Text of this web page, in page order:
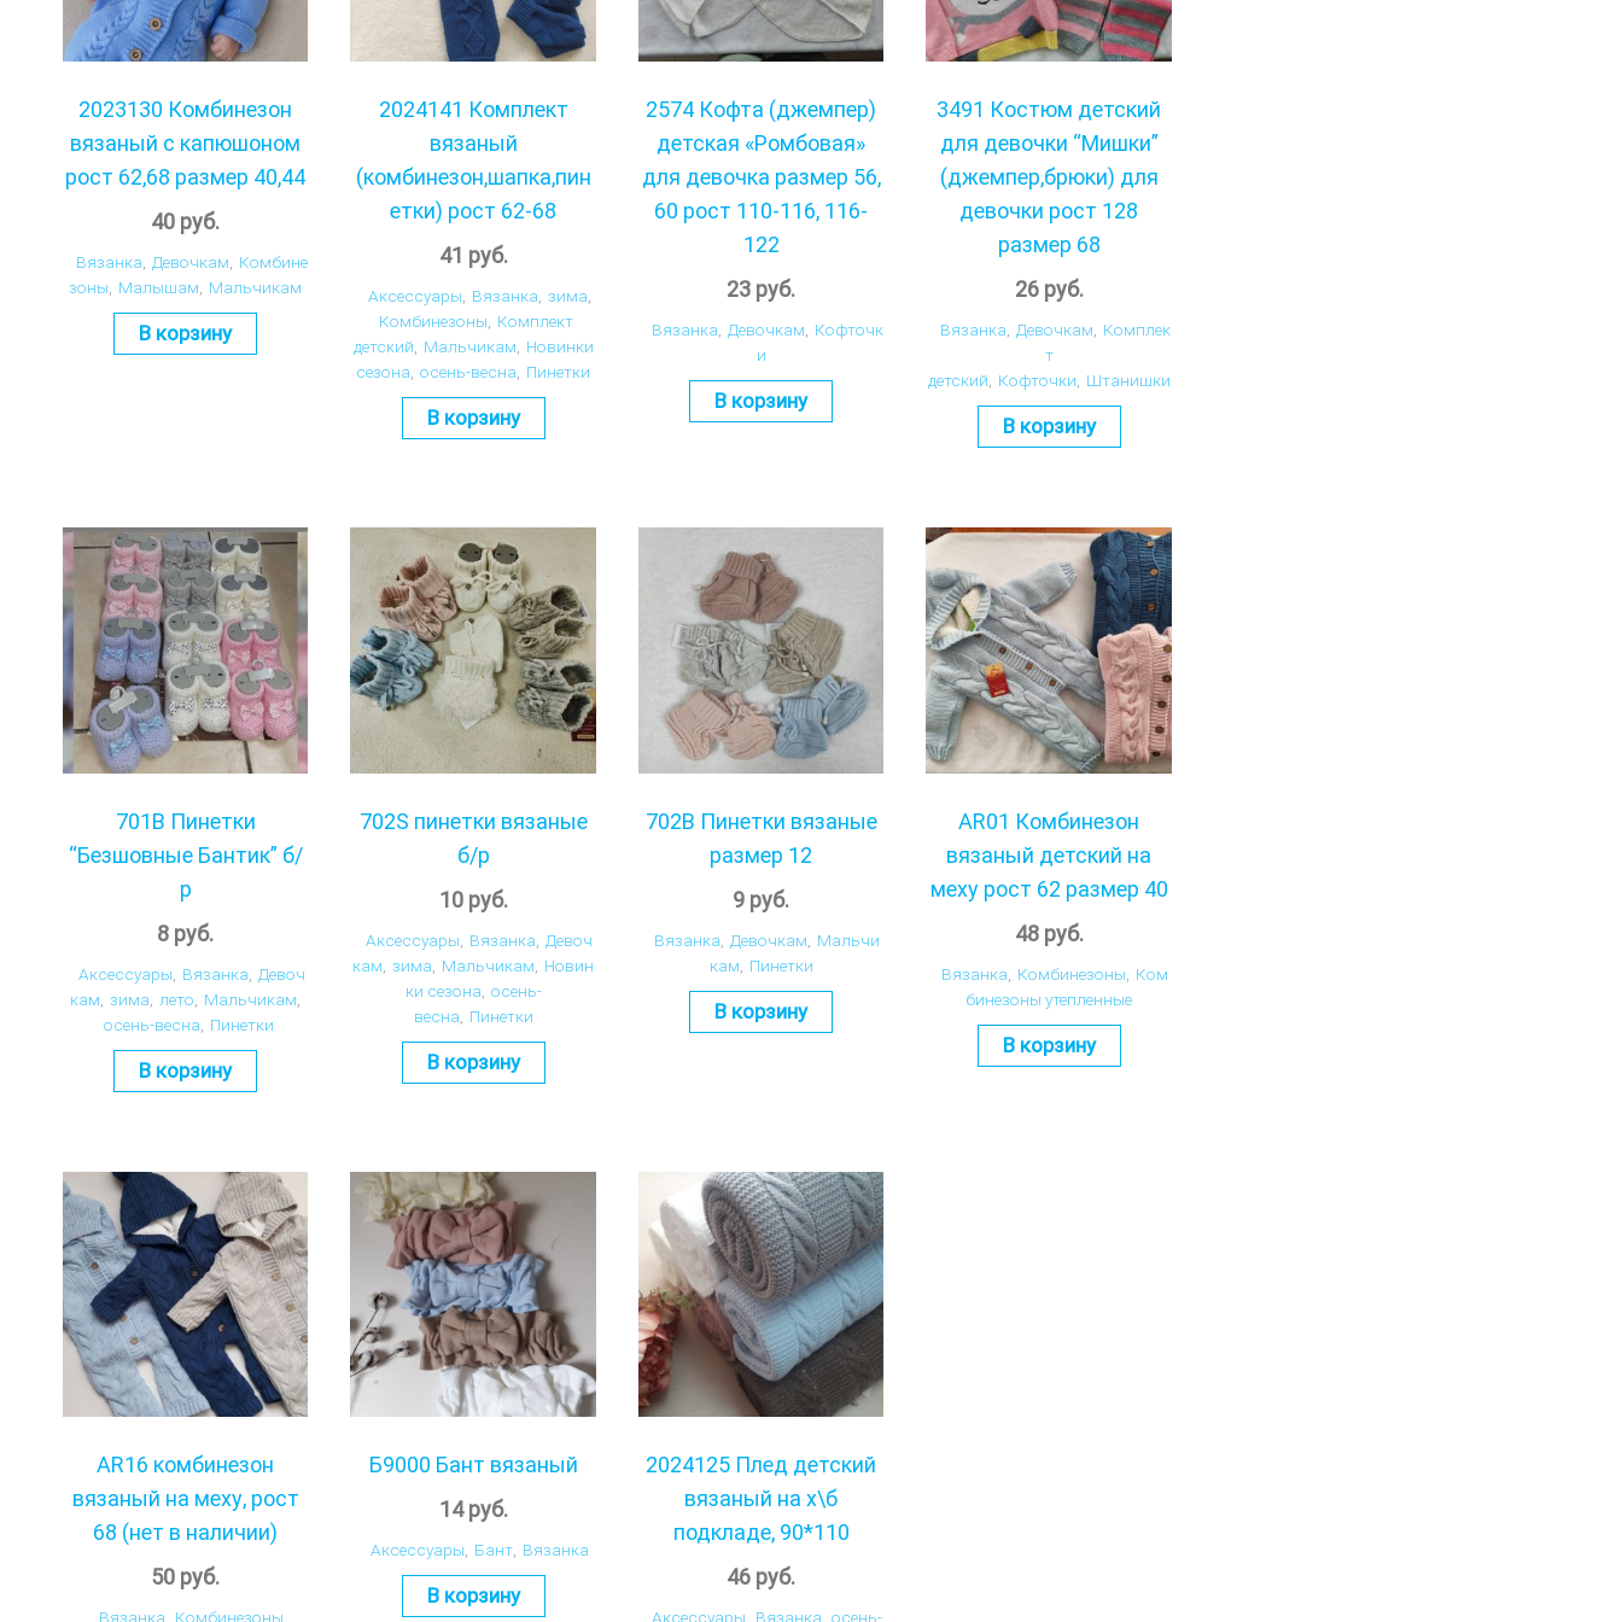
2023130 Комбинезон
вязаный с капюшоном
рост 62,68 размер 40,44
40 руб.
Вязанка, Девочкам, Комбине
зоны, Малышам, Мальчикам
В корзину
2024141 Комплект
вязаный
(комбинезон,шапка,пин
етки) рост 62-68
41 руб.
Аксессуары, Вязанка, зима,
Комбинезоны, Комплект
детский, Мальчикам, Новинки
сезона, осень-весна, Пинетки
В корзину
2574 Кофта (джемпер)
детская «Ромбовая»
для девочка размер 56,
60 рост 110-116, 116-
122
23 руб.
Вязанка, Девочкам, Кофточк
и
В корзину
3491 Костюм детский
для девочки “Мишки”
(джемпер,брюки) для
девочки рост 128
размер 68
26 руб.
Вязанка, Девочкам, Комплек
т
детский, Кофточки, Штанишки
В корзину
701В Пинетки
“Безшовные Бантик” б/
р
8 руб.
Аксессуары Вязанка
Девоч
кам зима лето Мальчикам
осень-весна
Пинетки
В корзину
702S пинетки вязаные
б/р
10 руб.
Аксессуары Вязанка
Девоч
кам зима Мальчикам
Новин
ки сезона осень-
весна
Пинетки
В корзину
702В Пинетки вязаные
размер 12
9 руб.
Вязанка Девочкам
Мальчи
кам
Пинетки
В корзину
AR01 Комбинезон
вязаный детский на
меху рост 62 размер 40
48 руб.
Вязанка Комбинезоны
Ком
бинезоны утепленные
В корзину
AR16 комбинезон
вязаный на меху, рост
68 (нет в наличии)
50 руб.
Вязанка Комбинезоны
Б9000 Бант вязаный
14руб.
Аксессуары Бант, Вязанка
В корзину
2024125 Плед детский
вязаный на х\б
подкладе, 90*110
46 руб.
Аксессуары Вязанка осень-